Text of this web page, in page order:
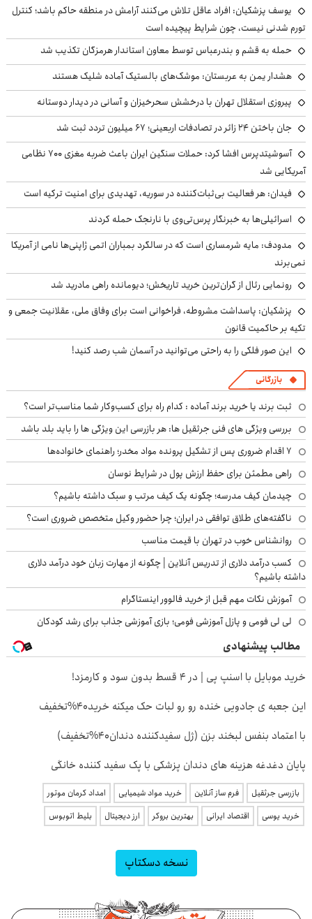
یوسف پزشکیان: افراد عاقل تلاش می‌کنند آرامش در منطقه حاکم باشد؛ کنترل
تورم شدنی نیست، چون شرایط پیچیده است
حمله به قشم و بندرعباس توسط معاون استاندار هرمزگان تکذیب شد
هشدار یمن به عربستان: موشک‌های بالستیک آماده شلیک هستند
پیروزی استقلال تهران با درخشش سحرخیزان و آسانی در دیدار دوستانه
جان باختن ۲۴ زائر در تصادفات اربعینی؛ ۶۷ میلیون تردد ثبت شد
آسوشیتدپرس افشا کرد: حملات سنگین ایران باعث ضربه مغزی ۷۰۰ نظامی
آمریکایی شد
فیدان: هر فعالیت بی‌ثبات‌کننده در سوریه، تهدیدی برای امنیت ترکیه است
اسرائیلی‌ها به خبرنگار پرس‌تی‌وی با نارنجک حمله کردند
مدودف: مایه شرمساری است که در سالگرد بمباران اتمی ژاپنی‌ها نامی از آمریکا
نمی‌برند
رونمایی رئال از گران‌ترین خرید تاریخش؛ دیومانده راهی مادرید شد
پزشکیان: پاسداشت مشروطه، فراخوانی است برای وفاق ملی، عقلانیت جمعی و
تکیه بر حاکمیت قانون
این صور فلکی را به راحتی می‌توانید در آسمان شب رصد کنید!
بازرگانی
ثبت برند یا خرید برند آماده : کدام راه برای کسب‌وکار شما مناسب‌تر است؟
بررسی ویژگی های فنی جرثقیل ها: هر بازرسی این ویژگی ها را باید بلد باشد
۷ اقدام ضروری پس از تشکیل پرونده مواد مخدر؛ راهنمای خانواده‌ها
راهی مطمئن برای حفظ ارزش پول در شرایط نوسان
چیدمان کیف مدرسه؛ چگونه یک کیف مرتب و سبک داشته باشیم؟
ناگفته‌های طلاق توافقی در ایران؛ چرا حضور وکیل متخصص ضروری است؟
روانشناس خوب در تهران با قیمت مناسب
کسب درآمد دلاری از تدریس آنلاین | چگونه از مهارت زبان خود درآمد دلاری
داشته باشیم؟
آموزش نکات مهم قبل از خرید فالوور اینستاگرام
لی لی فومی و پازل آموزشی فومی؛ بازی آموزشی جذاب برای رشد کودکان
مطالب پیشنهادی
خرید موبایل با اسنپ پی | در ۴ قسط بدون سود و کارمزد!
این جعبه ی جادویی خنده رو رو لبات حک میکنه خرید40%تخفیف
با اعتماد بنفس لبخند بزن (ژل سفیدکننده دندان40%تخفیف)
پایان دغدغه هزینه های دندان پزشکی با پک سفید کننده خانگی
بازرسی جرثقیل فرم ساز آنلاین خرید مواد شیمیایی
امداد کرمان موتور
خرید یوسی
اقتصاد ایرانی بهترین بروکر ارز دیجیتال بلیط اتوبوس
نسخه دسکتاپ